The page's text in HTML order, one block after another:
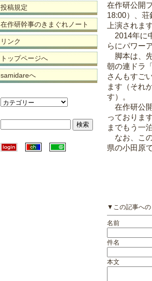
在作研公開
18:00）、
上演されま
2014年に
らにパワー
脚本は、
朝の連ドラ
さんもすご
ます（それ
す）。
在作研公
っておりま
までもう一
なお、こ
県の小田原
▼この記事へ
名前
件名
本文
投稿規定
在作研幹事のきまぐれノート
リンク
トップページへ
samidareへ